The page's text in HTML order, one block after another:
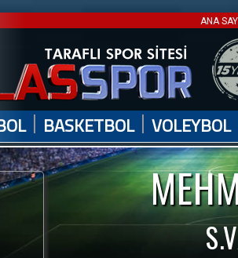
ANA
| BASKETBOL | VOLEYBOL